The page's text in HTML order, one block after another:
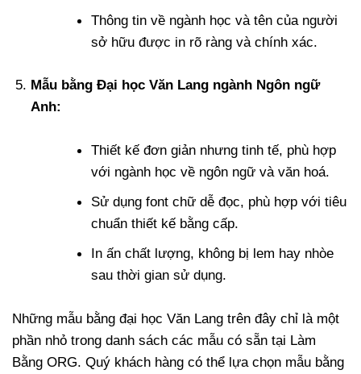
Thông tin về ngành học và tên của người
sở hữu được in rõ ràng và chính xác.
Mẫu bằng Đại học Văn Lang ngành Ngôn ngữ
Anh:
Thiết kế đơn giản nhưng tinh tế, phù hợp
với ngành học về ngôn ngữ và văn hoá.
Sử dụng font chữ dễ đọc, phù hợp với tiêu
chuẩn thiết kế bằng cấp.
In ấn chất lượng, không bị lem hay nhòe
sau thời gian sử dụng.
Những mẫu bằng đại học Văn Lang trên đây chỉ là một
phần nhỏ trong danh sách các mẫu có sẵn tại Làm
Bằng ORG. Quý khách hàng có thể lựa chọn mẫu bằng